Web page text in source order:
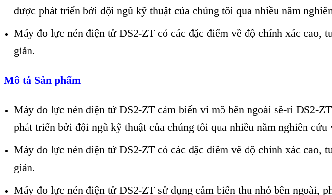
được phát triển bởi đội ngũ kỹ thuật của chúng tôi qua nhiều năm
Máy đo lực nén điện tử DS2-ZT có các đặc điểm về độ chính xác cao,
giản.
Mô tả Sản phẩm
Máy đo lực nén điện tử DS2-ZT cảm biến vi mô bên ngoài sê-ri DS2-
phát triển bởi đội ngũ kỹ thuật của chúng tôi qua nhiều năm nghiên
Máy đo lực nén điện tử DS2-ZT có các đặc điểm về độ chính xác cao,
giản.
Máy đo lực nén điện tử DS2-ZT sử dụng cảm biến thu nhỏ bên ngoài,